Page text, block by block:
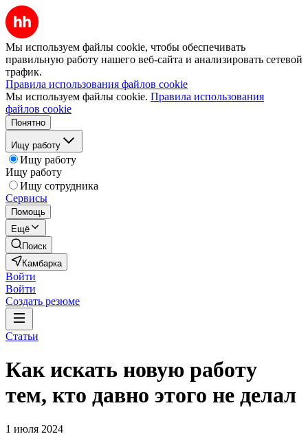
Мы используем файлы cookie, чтобы обеспечивать
правильную работу нашего веб-сайта и анализировать сетевой
трафик.
Правила использования файлов cookie
Мы используем файлы cookie. Правила использования
файлов cookie
Понятно
Ищу работу
Ищу работу
Ищу работу
Ищу сотрудника
Сервисы
Помощь
Ещё
Поиск
Камбарка
Войти
Войти
Создать резюме
Статьи
Как искать новую работу
тем, кто давно этого не делал
1 июля 2024